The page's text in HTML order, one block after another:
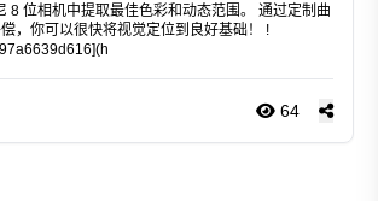
8 位相机中提取最佳色彩和动态范围。 通过定制曲
，你可以很快将视觉定位到良好基础！ !
64